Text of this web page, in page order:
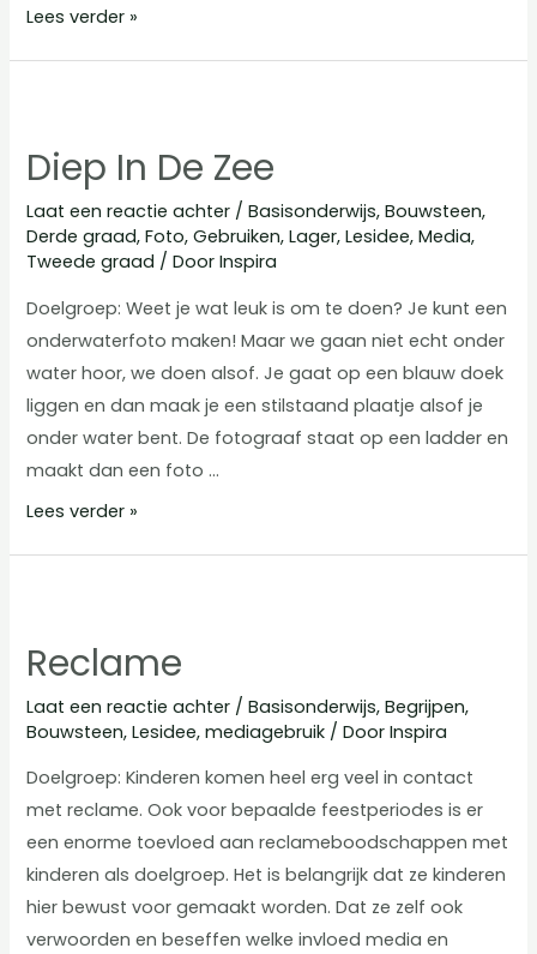
Canva
je
klas
gebruiken
Lees verder »
Diep In De Zee
Laat een reactie achter /Basisonderwijs,Bouwsteen,
Derde graad,Foto,Gebruiken,Lager,Lesidee,Media,
Tweede graad / DoorInspira
Doelgroep: Weet je wat leuk is om te doen? Je kunt een
onderwaterfoto maken! Maar we gaan niet echt onder
water hoor, we doen alsof. Je gaat op een blauw doek
liggen en dan maak je een stilstaand plaatje alsof je
onder water bent. De fotograaf staat op een ladder en
maakt dan een foto …
Diep
Lees verder »
Reclame
Laat een reactie achter /Basisonderwijs,Begrijpen,
Bouwsteen,Lesidee,mediagebruik / DoorInspira
Doelgroep: Kinderen komen heel erg veel in contact
met reclame. Ook voor bepaalde feestperiodes is er
een enorme toevloed aan reclameboodschappen met
kinderen als doelgroep. Het is belangrijk dat ze kinderen
hier bewust voor gemaakt worden. Dat ze zelf ook
verwoorden en beseffen welke invloed media en